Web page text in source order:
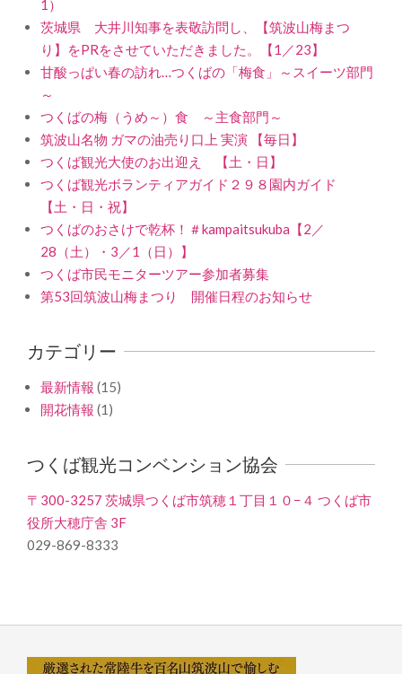
1）
茨城県 大井川知事を表敬訪問し、【筑波山梅まつ
り】をPRをさせていただきました。【1／23】
甘酸っぱい春の訪れ…つくばの「梅食」～スイーツ部門
～
つくばの梅（うめ～）食 ～主食部門～
筑波山名物 ガマの油売り口上 実演 【毎日】
つくば観光大使のお出迎え 【土・日】
つくば観光ボランティアガイド２９８園内ガイド
【土・日・祝】
つくばのおさけで乾杯！＃kampaitsukuba【2／
28（土）・3／1（日）】
つくば市民モニターツアー参加者募集
第53回筑波山梅まつり 開催日程のお知らせ
カテゴリー
最新情報 (15)
開花情報 (1)
つくば観光コンベンション協会
〒300-3257 茨城県つくば市筑穂１丁目１０−４ つくば市
役所大穂庁舎 3F
029-869-8333